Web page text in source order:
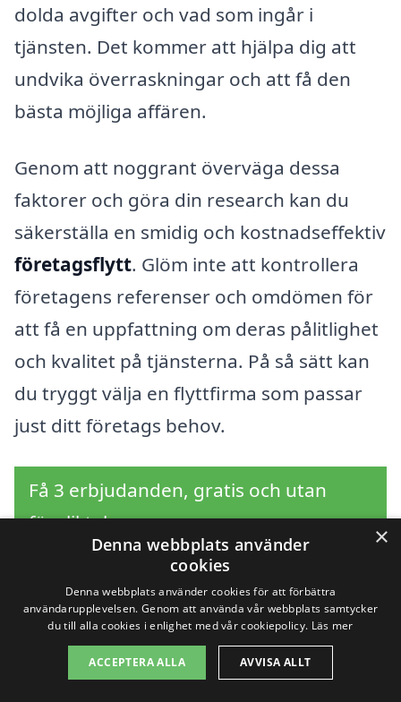
dolda avgifter och vad som ingår i
tjänsten. Det kommer att hjälpa dig att
undvika överraskningar och att få den
bästa möjliga affären.
Genom att noggrant överväga dessa
faktorer och göra din research kan du
säkerställa en smidig och kostnadseffektiv
företagsflytt. Glöm inte att kontrollera
företagens referenser och omdömen för
att få en uppfattning om deras pålitlighet
och kvalitet på tjänsterna. På så sätt kan
du tryggt välja en flyttfirma som passar
just ditt företags behov.
Få 3 erbjudanden, gratis och utan
förpliktelser
Sök efter en
professionell för
×
Denna webbplats använder
cookies
Denna webbplats använder cookies för att förbättra
användarupplevelsen. Genom att använda vår webbplats samtycker
du till alla cookies i enlighet med vår cookiepolicy. Läs mer
ACCEPTERA ALLA AVVISA ALLT